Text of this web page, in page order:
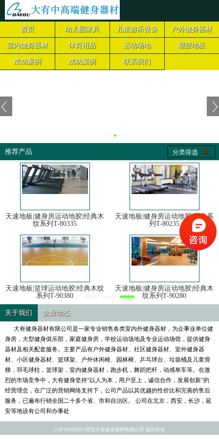
首页 幼儿园家具 儿童游乐设备 户外健身器材
室内健身器材 体育用品 运动场地 塑胶地板
成功案例 成功案例 联系我们
推荐产品 分类筛选
天速地板|健身房运动地胶|经典木
纹系列T-80335
天速地板|健身房运动地胶|经典系
列T-80235
天速地板|篮球运动地胶|经典木纹
系列T-90380
天速地板|健身房运动地胶|经典木
纹系列T-90280
关于我们 企业动态
大有健身器材有限公司是一家专业销售各类室内外健身器材，为企事业单位健
身房，大型健身俱乐部，家庭健身房，学校运动场地及专业运动场馆，提供健身
器材及相关配套服务。主要产品有户外健身器材、社区健身器材、室外健身器
材、小区健身器材、篮球架、户外休闲椅、园林椅、乒乓球台、垃圾桶及儿童滑
梯，羽毛球柱，篮球架，室内健身器材，跑步机，舞蹈把杆，动感单车等。在激
烈的市场竞争中，大有健身坚持“以人为本，用户至上，诚信合作，发展创新”的
经营理念，在广泛的营销网络支持下，公司产品以其优越的性价比和完善的售后
服务，已遍布行销全国二十多个省、市和自治区。 公司在北京，西安，长沙，延
安等地设有公司和办事处
COPYRIGHT©西安大有健身器材有限公司 版权所有